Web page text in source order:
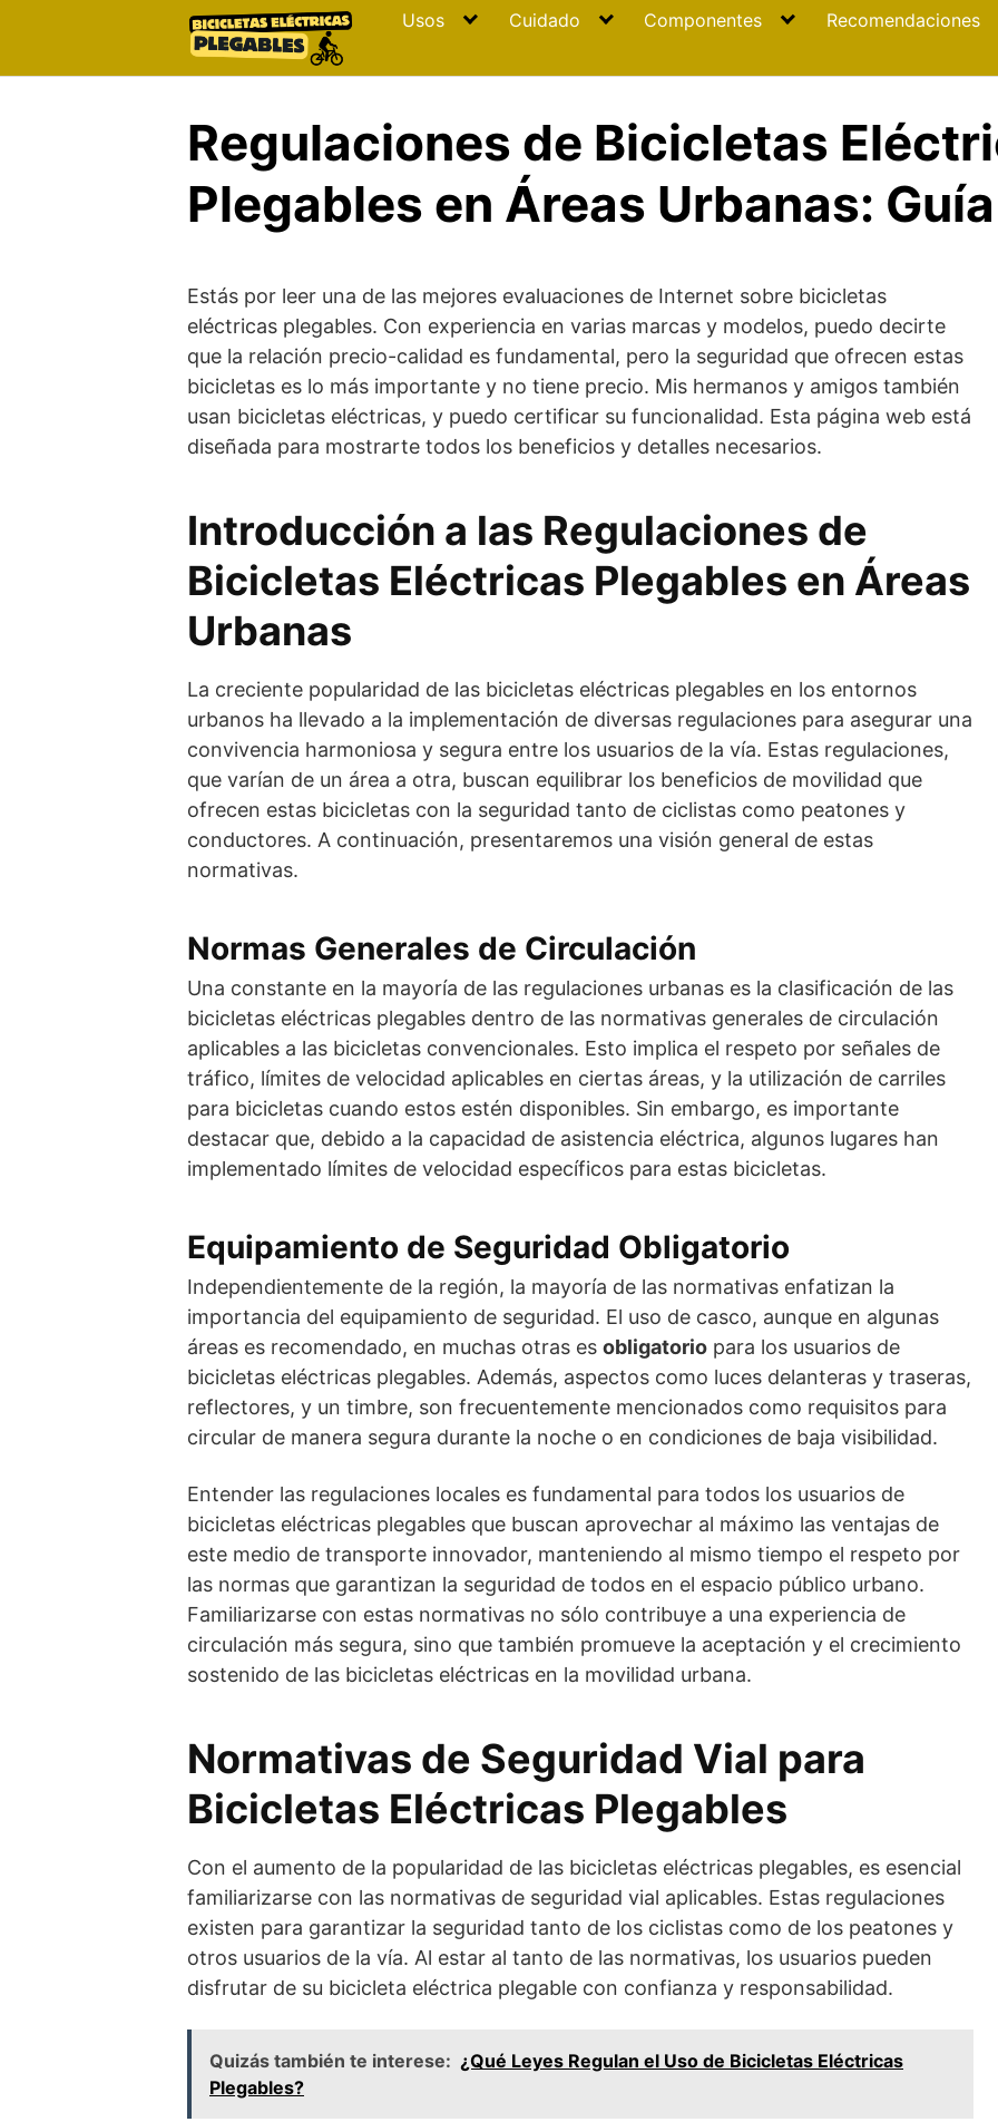
Usos Cuidado Componentes Recomendaciones
Regulaciones de Bicicletas
Plegables en Áreas Urbanas:
Estás por leer una de las mejores evaluaciones de Internet sobre bicicletas
eléctricas plegables. Con experiencia en varias marcas y modelos, puedo decirte
que la relación precio-calidad es fundamental, pero la seguridad que ofrecen estas
bicicletas es lo más importante y no tiene precio. Mis hermanos y amigos también
usan bicicletas eléctricas, y puedo certificar su funcionalidad. Esta página web está
diseñada para mostrarte todos los beneficios y detalles necesarios.
Introducción a las Regulaciones de
Bicicletas Eléctricas Plegables en Áreas
Urbanas
La creciente popularidad de las bicicletas eléctricas plegables en los entornos
urbanos ha llevado a la implementación de diversas regulaciones para asegurar una
convivencia harmoniosa y segura entre los usuarios de la vía. Estas regulaciones,
que varían de un área a otra, buscan equilibrar los beneficios de movilidad que
ofrecen estas bicicletas con la seguridad tanto de ciclistas como peatones y
conductores. A continuación, presentaremos una visión general de estas
normativas.
Normas Generales de Circulación
Una constante en la mayoría de las regulaciones urbanas es la clasificación de las
bicicletas eléctricas plegables dentro de las normativas generales de circulación
aplicables a las bicicletas convencionales. Esto implica el respeto por señales de
tráfico, límites de velocidad aplicables en ciertas áreas, y la utilización de carriles
para bicicletas cuando estos estén disponibles. Sin embargo, es importante
destacar que, debido a la capacidad de asistencia eléctrica, algunos lugares han
implementado límites de velocidad específicos para estas bicicletas.
Equipamiento de Seguridad Obligatorio
Independientemente de la región, la mayoría de las normativas enfatizan la
importancia del equipamiento de seguridad. El uso de casco, aunque en algunas
áreas es recomendado, en muchas otras es obligatorio para los usuarios de
bicicletas eléctricas plegables. Además, aspectos como luces delanteras y traseras,
reflectores, y un timbre, son frecuentemente mencionados como requisitos para
circular de manera segura durante la noche o en condiciones de baja visibilidad.
Entender las regulaciones locales es fundamental para todos los usuarios de
bicicletas eléctricas plegables que buscan aprovechar al máximo las ventajas de
este medio de transporte innovador, manteniendo al mismo tiempo el respeto por
las normas que garantizan la seguridad de todos en el espacio público urbano.
Familiarizarse con estas normativas no sólo contribuye a una experiencia de
circulación más segura, sino que también promueve la aceptación y el crecimiento
sostenido de las bicicletas eléctricas en la movilidad urbana.
Normativas de Seguridad Vial para
Bicicletas Eléctricas Plegables
Con el aumento de la popularidad de las bicicletas eléctricas plegables, es esencial
familiarizarse con las normativas de seguridad vial aplicables. Estas regulaciones
existen para garantizar la seguridad tanto de los ciclistas como de los peatones y
otros usuarios de la vía. Al estar al tanto de las normativas, los usuarios pueden
disfrutar de su bicicleta eléctrica plegable con confianza y responsabilidad.
Quizás también te interese: ¿Qué Leyes Regulan el Uso de Bicicletas Eléctricas
Plegables?